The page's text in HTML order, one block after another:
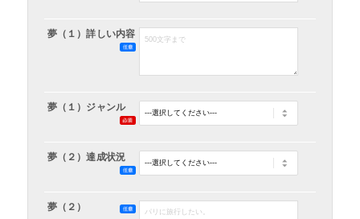
夢（１）詳しい内容
夢（１）ジャンル
夢（２）達成状況
夢（２）